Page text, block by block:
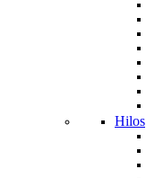
Hilos